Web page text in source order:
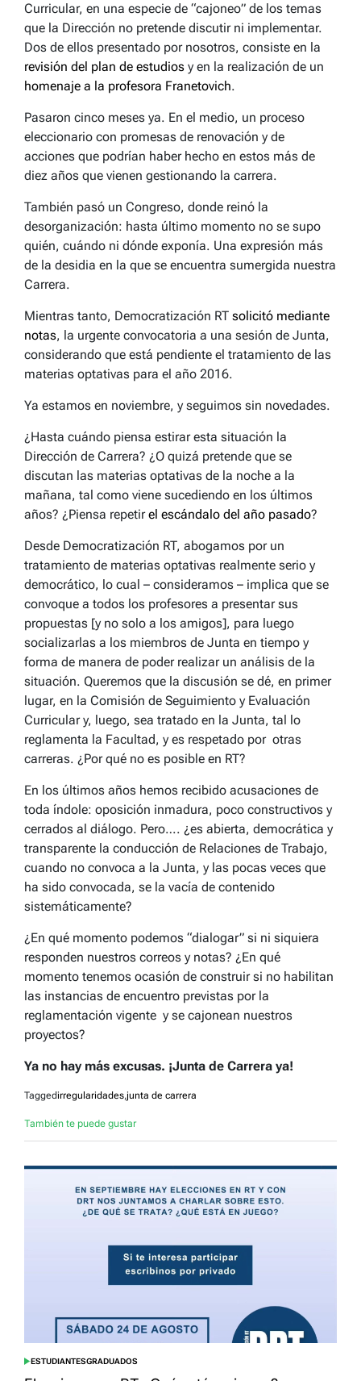
Curricular, en una especie de “cajoneo” de los temas
que la Dirección no pretende discutir ni implementar.
Dos de ellos presentado por nosotros, consiste en la
revisión del plan de estudios y en la realización de un
homenaje a la profesora Franetovich.
Pasaron cinco meses ya. En el medio, un proceso
eleccionario con promesas de renovación y de
acciones que podrían haber hecho en estos más de
diez años que vienen gestionando la carrera.
También pasó un Congreso, donde reinó la
desorganización: hasta último momento no se supo
quién, cuándo ni dónde exponía. Una expresión más
de la desidia en la que se encuentra sumergida nuestra
Carrera.
Mientras tanto, Democratización RT solicitó mediante
notas, la urgente convocatoria a una sesión de Junta,
considerando que está pendiente el tratamiento de las
materias optativas para el año 2016.
Ya estamos en noviembre, y seguimos sin novedades.
¿Hasta cuándo piensa estirar esta situación la
Dirección de Carrera? ¿O quizá pretende que se
discutan las materias optativas de la noche a la
mañana, tal como viene sucediendo en los últimos
años? ¿Piensa repetirel escándalo del año pasado?
Desde Democratización RT, abogamos por un
tratamiento de materias optativas realmente serio y
democrático, lo cual – consideramos – implica que se
convoque a todos los profesores a presentar sus
propuestas [y no solo a los amigos], para luego
socializarlas a los miembros de Junta en tiempo y
forma de manera de poder realizar un análisis de la
situación. Queremos que la discusión se dé, en primer
lugar, en la Comisión de Seguimiento y Evaluación
Curricular y, luego, sea tratado en la Junta, tal lo
reglamenta la Facultad, y es respetado por otras
carreras. ¿Por qué no es posible en RT?
En los últimos años hemos recibido acusaciones de
toda índole: oposición inmadura, poco constructivos y
cerrados al diálogo. Pero…. ¿es abierta, democrática y
transparente la conducción de Relaciones de Trabajo,
cuando no convoca a la Junta, y las pocas veces que
ha sido convocada, se la vacía de contenido
sistemáticamente?
¿En qué momento podemos “dialogar” si ni siquiera
responden nuestros correos y notas? ¿En qué
momento tenemos ocasión de construir si no habilitan
las instancias de encuentro previstas por la
reglamentación vigente y se cajonean nuestros
proyectos?
Ya no hay más excusas. ¡Junta de Carrera ya!
Tagged irregularidades,junta de carrera
También te puede gustar
POSTED
IN
ESTUDIANTESGRADUADOS